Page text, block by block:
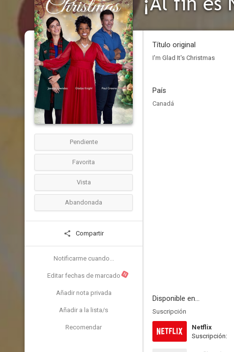
Pendiente
Favorita
Vista
Abandonada
Compartir
Notificarme cuando...
Editar fechas de marcado N
Añadir nota privada
Añadir a la lista/s
Recomendar
Título original
I'm Glad It's Christmas
País
Canadá
Disponible en...
Suscripción
Netflix
Suscripción: